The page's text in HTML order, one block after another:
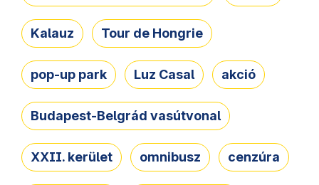
Kalauz Tour de Hongrie
pop-up park Luz Casal akció
Budapest-Belgrád vasútvonal
XXII. kerület omnibusz cenzúra